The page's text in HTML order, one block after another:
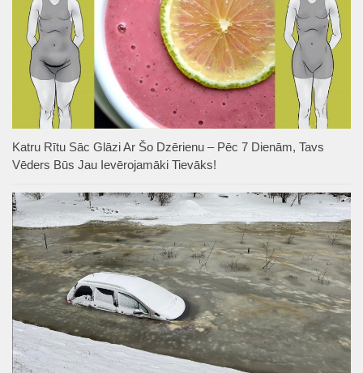
Katru Rītu Sāc Glāzi Ar Šo Dzērienu – Pēc 7 Dienām, Tavs
Vēders Būs Jau Ievērojamāki Tievāks!